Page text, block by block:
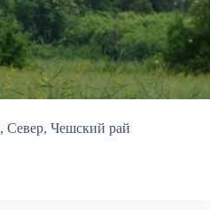
, Север, Чешский рай